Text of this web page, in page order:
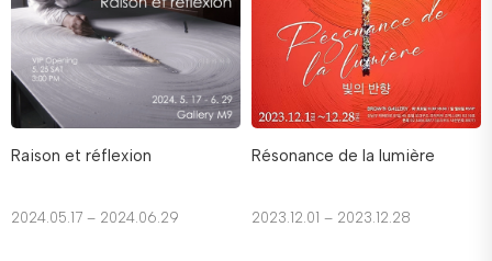
Raison et réflexion
2024.05.17 – 2024.06.29
Résonance de la lumière
2023.12.01 – 2023.12.28